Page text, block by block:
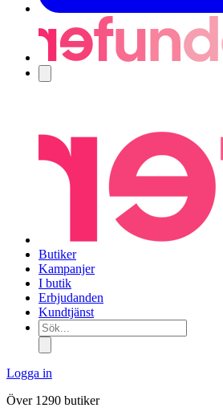
Butiker
Kampanjer
I butik
Erbjudanden
Kundtjänst
Sök...
Logga in
Över 1290 butiker